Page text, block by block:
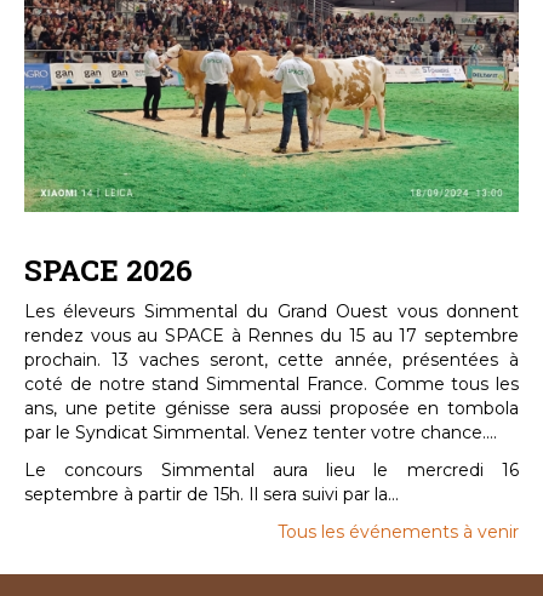
SPACE 2026
Les éleveurs Simmental du Grand Ouest vous donnent
rendez vous au SPACE à Rennes du 15 au 17 septembre
prochain. 13 vaches seront, cette année, présentées à
coté de notre stand Simmental France. Comme tous les
ans, une petite génisse sera aussi proposée en tombola
par le Syndicat Simmental. Venez tenter votre chance....
Le concours Simmental aura lieu le mercredi 16
septembre à partir de 15h. Il sera suivi par la...
Tous les événements à venir